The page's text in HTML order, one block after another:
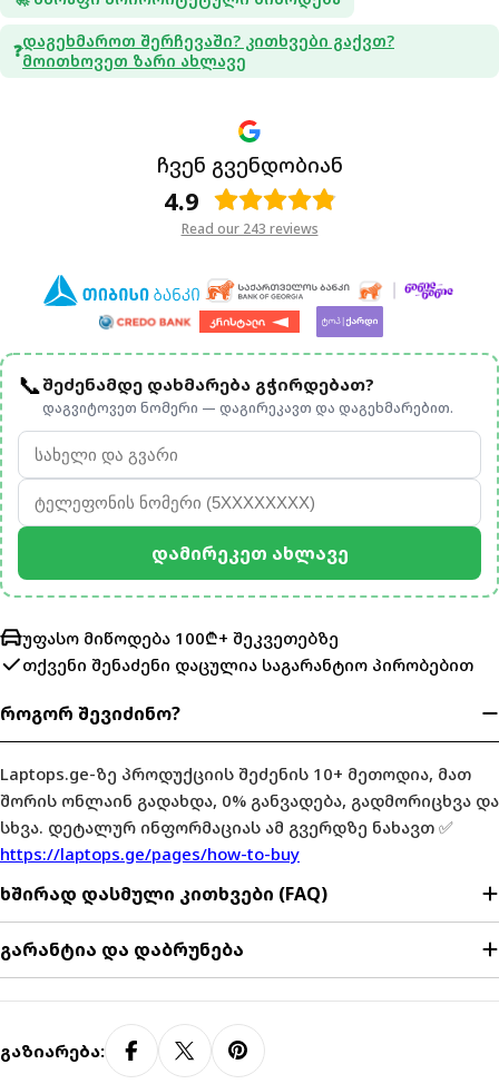
❓Დაგეხმაროთ Შერჩევაში? Კითხვები Გაქვთ?
Მოითხოვეთ Ზარი Ახლავე
ჩვენ გვენდობიან
4.9
Read our 243 reviews
📞შეძენამდე დახმარება გჭირდებათ?
დაგვიტოვეთ ნომერი — დაგირეკავთ და დაგეხმარებით.
Დამირეკეთ Ახლავე
უფასო მიწოდება 100₾+ შეკვეთებზე
თქვენი შენაძენი დაცულია საგარანტიო პირობებით
როგორ შევიძინო?
Laptops.ge-ზე პროდუქციის შეძენის 10+ მეთოდია, მათ
შორის ონლაინ გადახდა, 0% განვადება, გადმორიცხვა და
სხვა. დეტალურ ინფორმაციას ამ გვერდზე ნახავთ ✅
https://laptops.ge/pages/how-to-buy
ხშირად დასმული კითხვები (FAQ)
გარანტია და დაბრუნება
Გაზიარება: